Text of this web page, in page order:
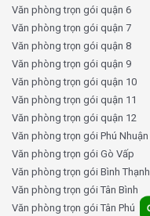
Văn phòng trọn gói quận 6
Văn phòng trọn gói quận 7
Văn phòng trọn gói quận 8
Văn phòng trọn gói quận 9
Văn phòng trọn gói quận 10
Văn phòng trọn gói quận 11
Văn phòng trọn gói quận 12
Văn phòng trọn gói Phú Nhuận
Văn phòng trọn gói Gò Vấp
Văn phòng trọn gói Bình Thạnh
Văn phòng trọn gói Tân Bình
Văn phòng trọn gói Tân Phú